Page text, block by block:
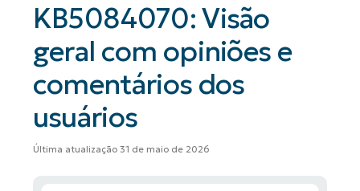
KB5084070: Visão
geral com opiniões e
comentários dos
usuários
Última atualização 31 de maio de 2026